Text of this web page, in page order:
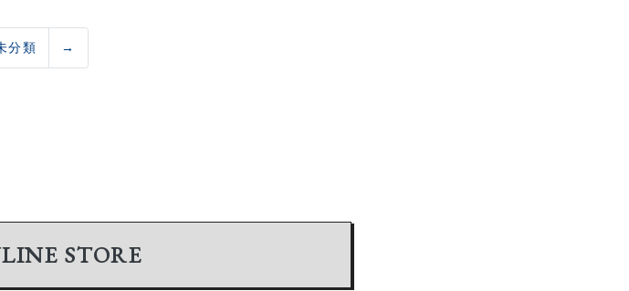
分類 →
STORE